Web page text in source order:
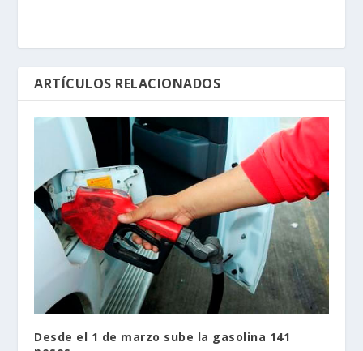
ARTÍCULOS RELACIONADOS
Desde el 1 de marzo sube la gasolina 141